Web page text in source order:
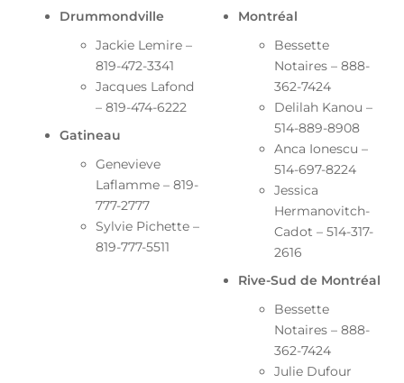
Drummondville
Jackie Lemire –
819-472-3341
Jacques Lafond
– 819-474-6222
Gatineau
Genevieve
Laflamme – 819-
777-2777
Sylvie Pichette –
819-777-5511
Montréal
Bessette
Notaires – 888-
362-7424
Delilah Kanou –
514-889-8908
Anca Ionescu –
514-697-8224
Jessica
Hermanovitch-
Cadot – 514-317-
2616
Rive-Sud de Montréal
Bessette
Notaires – 888-
362-7424
Julie Dufour